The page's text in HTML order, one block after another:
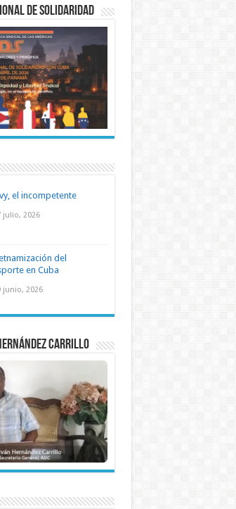
de Solidaridad
el incompetente
julio, 2026
del
en Cuba
junio, 2026
Carrillo